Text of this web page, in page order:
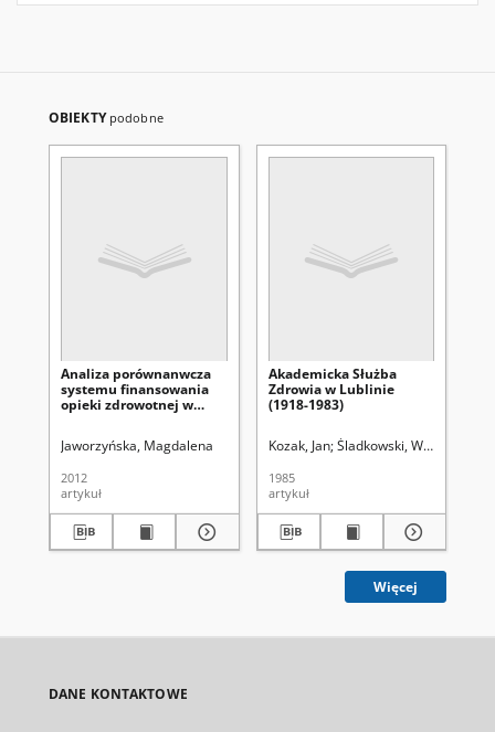
OBIEKTY podobne
Analiza porównanwcza
systemu finansowania
opieki zdrowotnej w
Jaworzyńska, Magdalena
2012
artykuł
Akademicka Służba
Zdrowia w Lublinie
(1918-1983)
Kozak, Jan Śladkowski, Wiesław
1985
artykuł
Więcej
DANE KONTAKTOWE